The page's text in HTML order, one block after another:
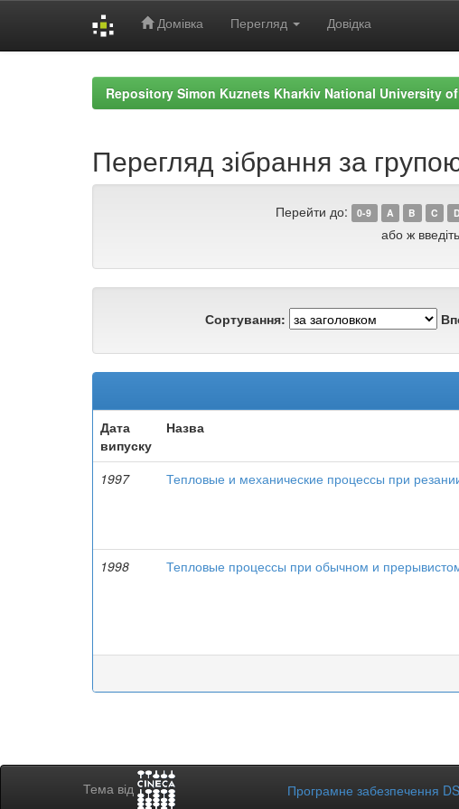
Домівка Перегляд Довідка
Repository Simon Kuznets Kharkiv National University
Перегляд зібрання за
Перейти до: 0-9 A B C D
або ж
Сортування:
Дата
випуску
Назва
1997 Тепловые и механические процессы при
1998
Тепловые процессы при обычном и
Тема від Програмне забезпечення